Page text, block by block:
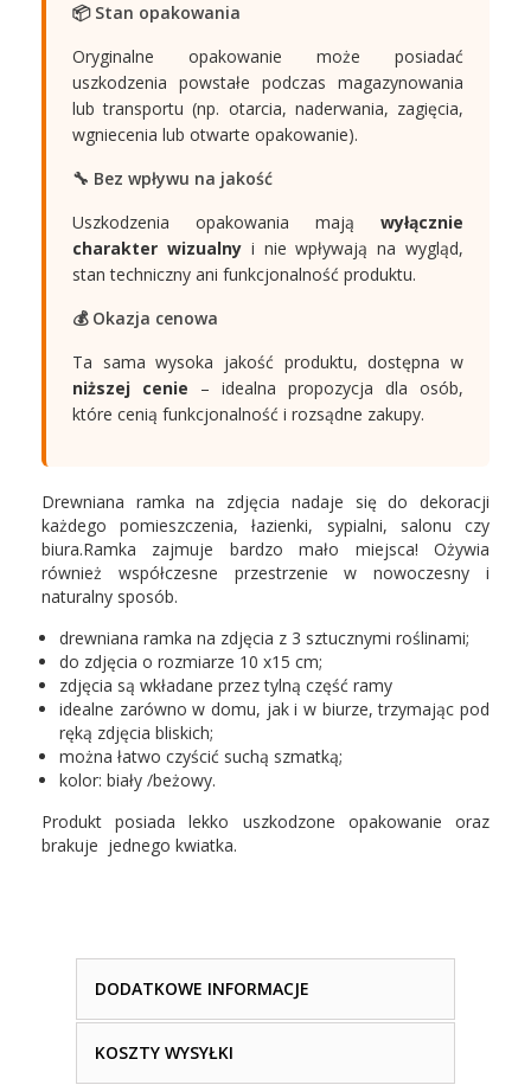
📦 Stan opakowania
Oryginalne opakowanie może posiadać
uszkodzenia powstałe podczas magazynowania
lub transportu (np. otarcia, naderwania, zagięcia,
wgniecenia lub otwarte opakowanie).
🔧 Bez wpływu na jakość
Uszkodzenia opakowania mają wyłącznie
charakter wizualnyi nie wpływają na wygląd,
stan techniczny ani funkcjonalność produktu.
💰 Okazja cenowa
Ta sama wysoka jakość produktu, dostępna w
niższej cenie – idealna propozycja dla osób,
które cenią funkcjonalność i rozsądne zakupy.
Drewniana ramka na zdjęcia nadaje się do dekoracji
każdego pomieszczenia, łazienki, sypialni, salonu czy
biura.Ramka zajmuje bardzo mało miejsca! Ożywia
również współczesne przestrzenie w nowoczesny i
naturalny sposób.
drewniana ramka na zdjęcia z 3 sztucznymi roślinami;
do zdjęcia o rozmiarze 10 x15 cm;
zdjęcia są wkładane przez tylną część ramy
idealne zarówno w domu, jak i w biurze, trzymając pod
ręką zdjęcia bliskich;
można łatwo czyścić suchą szmatką;
kolor: biały /beżowy.
Produkt posiada lekko uszkodzone opakowanie oraz
brakuje jednego kwiatka.
DODATKOWE INFORMACJE
KOSZTY WYSYŁKI